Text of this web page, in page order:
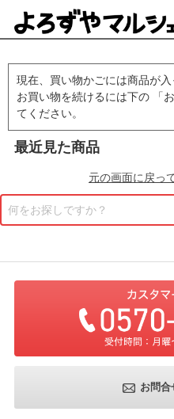
現在、買い物かごには商品が入
お買い物を続けるには下の 「
てください。
最近見た商品
元の画面に戻っ
何をお探しですか？
お問合